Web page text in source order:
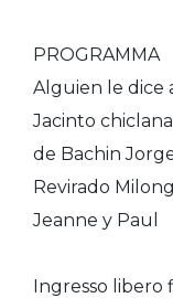
PROGRAMMA
Alguien le dice
Jacinto
de Bachin
Revirado
Jeanne y Paul
Ingresso libero